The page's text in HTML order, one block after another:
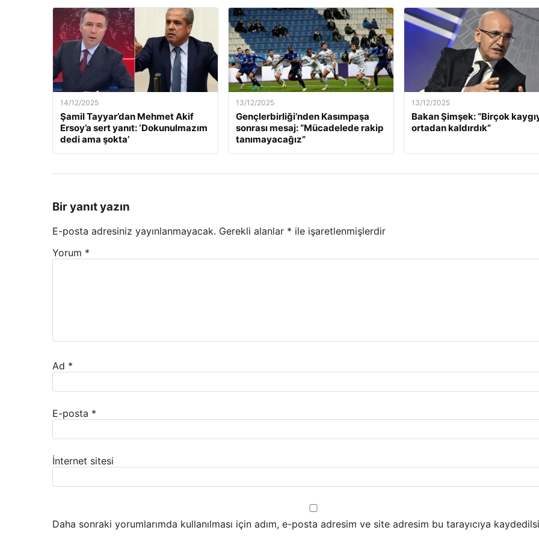
14/12/2025
Şamil Tayyar’dan Mehmet Akif
Ersoy’a sert yanıt: ‘Dokunulmazım
dedi ama şokta’
13/12/2025
Gençlerbirliği’nden Kasımpaşa
sonrası mesaj: “Mücadelede rakip
tanımayacağız”
13/12/2025
Bakan Şimşek: “Birçok
ortadan kaldırdık”
Bir yanıt yazın
E-posta adresiniz yayınlanmayacak. Gerekli alanlar * ile işaretlenmişlerdir
Yorum *
Ad *
E-posta *
İnternet sitesi
Daha sonraki yorumlarımda kullanılması için adım, e-posta adresim ve site adresim bu tarayıcıya